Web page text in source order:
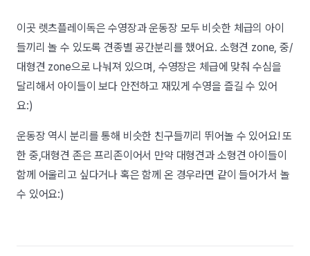
이곳 렛츠플레이독은 수영장과 운동장 모두 비슷한 체급의 아이
들끼리 놀 수 있도록 견종별 공간분리를 했어요. 소형견 zone, 중/
대형견 zone으로 나눠져 있으며, 수영장은 체급에 맞춰 수심을
달리해서 아이들이 보다 안전하고 재밌게 수영을 즐길 수 있어
요:)
운동장 역시 분리를 통해 비슷한 친구들끼리 뛰어놀 수 있어요! 또
한 중,대형견 존은 프리존이어서 만약 대형견과 소형견 아이들이
함께 어울리고 싶다거나 혹은 함께 온 경우라면 같이 들어가서 놀
수 있어요:)